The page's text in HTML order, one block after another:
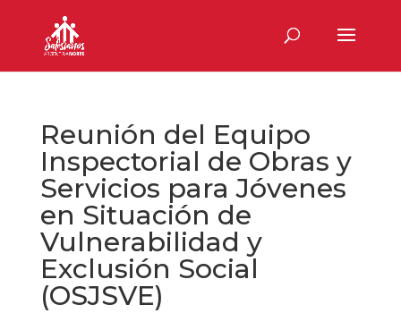
Reunión del Equipo
Inspectorial de Obras y
Servicios para Jóvenes
en Situación de
Vulnerabilidad y
Exclusión Social
(OSJSVE)